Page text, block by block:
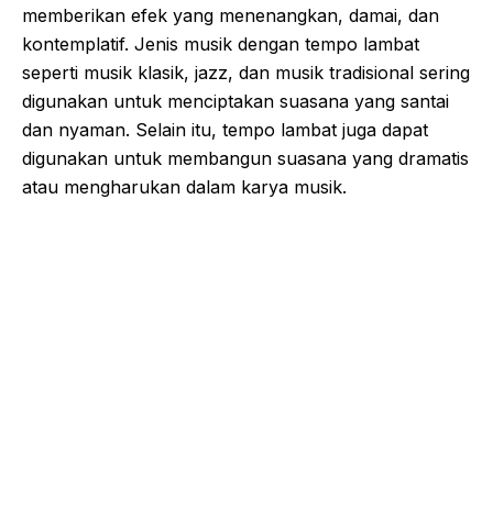
memberikan efek yang menenangkan, damai, dan
kontemplatif. Jenis musik dengan tempo lambat
seperti musik klasik, jazz, dan musik tradisional sering
digunakan untuk menciptakan suasana yang santai
dan nyaman. Selain itu, tempo lambat juga dapat
digunakan untuk membangun suasana yang dramatis
atau mengharukan dalam karya musik.